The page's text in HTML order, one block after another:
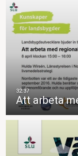
Att arbeta